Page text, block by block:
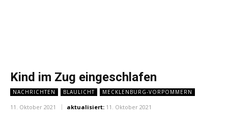
Kind im Zug eingeschlafen
NACHRICHTEN BLAULICHT MECKLENBURG-VORPOMMERN
11. Oktober 2021 aktualisiert: 11. Oktober 2021